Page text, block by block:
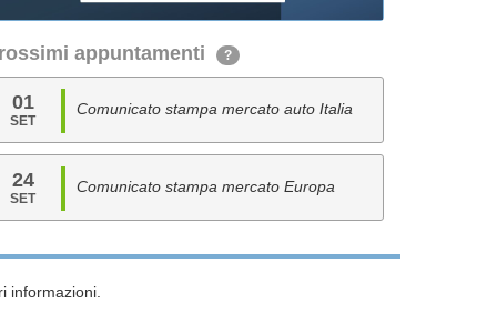
appuntamenti ?
01
SET
Comunicato stampa mercato auto Italia
24
SET
Comunicato stampa mercato Europa
informazioni.